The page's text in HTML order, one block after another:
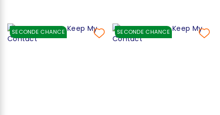
SECONDE CHANCE SECONDE CHANCE